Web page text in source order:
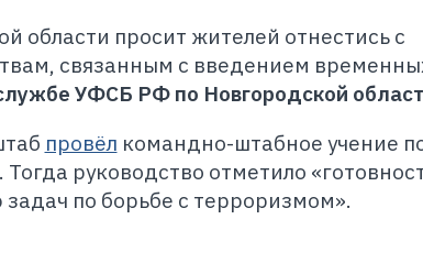
области просит жителей отнестись с
связанным с введением
УФСБ РФ по Новгородской
провёл командно-штабное учение
руководство отметило
по борьбе с терроризмом».